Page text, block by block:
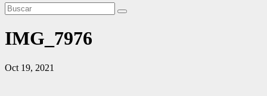
IMG_7976
Oct 19, 2021